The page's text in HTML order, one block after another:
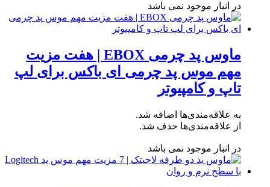
در انبار موجود نمی باشد
ماوس پد چرمی EBOX | هفت مزیت
مهم موس پد چرمی ای باکس برای لپ
تاپ و کامپیوتر
به علاقه‌مندی‌ها اضافه شد.
از علاقه‌مندی‌ها حذف شد.
در انبار موجود نمی باشد